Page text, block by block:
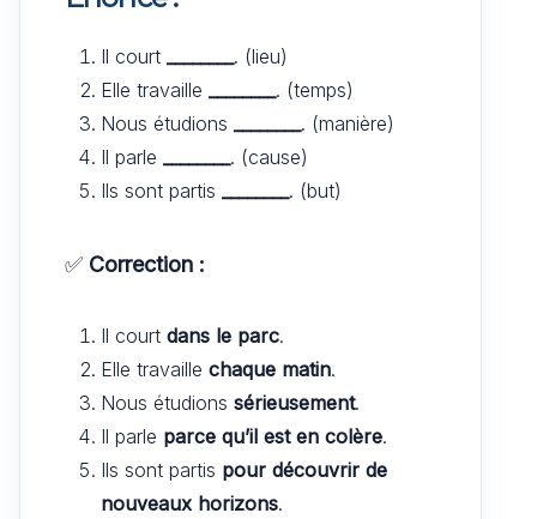
Il court
. (lieu)
Elle travaille
. (temps)
Nous étudions
. (manière)
Il parle
. (cause)
Ils sont partis
. (but)
✅ Correction :
Il court dans le parc.
Elle travaille chaque matin.
Nous étudions sérieusement.
Il parle parce qu’il est en colère.
Ils sont partis pour découvrir de
nouveaux horizons.